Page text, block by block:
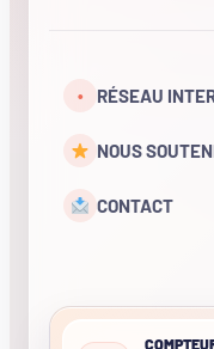
• RÉSEAU
NOUS
CONTACT